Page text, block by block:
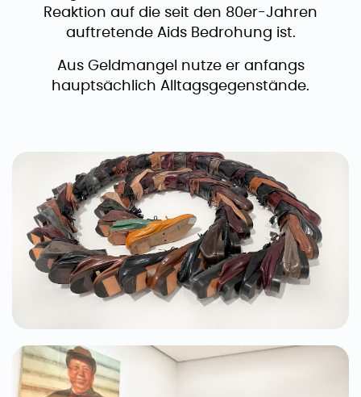
Reaktion auf die seit den 80er-Jahren
auftretende Aids Bedrohung ist.
Aus Geldmangel nutze er anfangs
hauptsächlich Alltagsgegenstände.